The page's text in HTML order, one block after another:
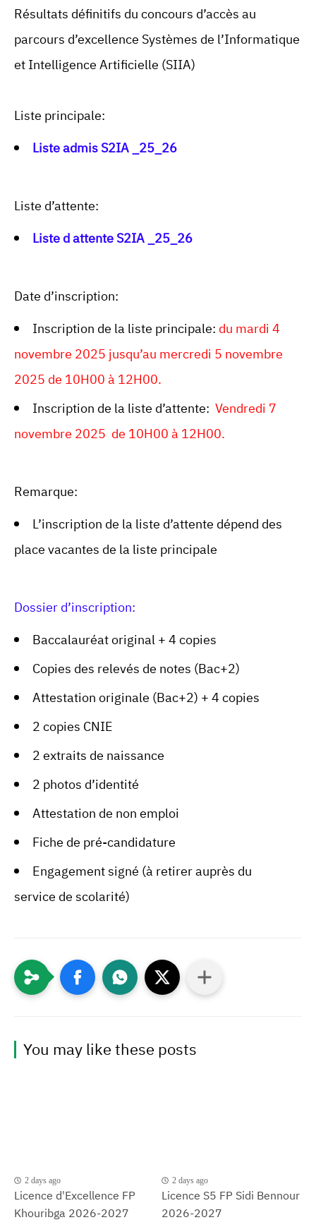
Résultats définitifs du concours d’accès au
parcours d’excellence Systèmes de l’Informatique
et Intelligence Artificielle (SIIA)
Liste principale:
Liste admis S2IA _25_26
Liste d’attente:
Liste d attente S2IA _25_26
Date d’inscription:
Inscription de la liste principale: du mardi 4
novembre 2025 jusqu’au mercredi 5 novembre
2025 de 10H00 à 12H00.
Inscription de la liste d’attente: Vendredi 7
novembre 2025 de 10H00 à 12H00.
Remarque:
L’inscription de la liste d’attente dépend des
place vacantes de la liste principale
Dossier d’inscription:
Baccalauréat original + 4 copies
Copies des relevés de notes (Bac+2)
Attestation originale (Bac+2) + 4 copies
2 copies CNIE
2 extraits de naissance
2 photos d’identité
Attestation de non emploi
Fiche de pré-candidature
Engagement signé (à retirer auprès du
service de scolarité)
You may like these posts
2 days ago
Licence d'Excellence FP
Khouribga 2026-2027
2 days ago
Licence S5 FP Sidi Bennour
2026-2027